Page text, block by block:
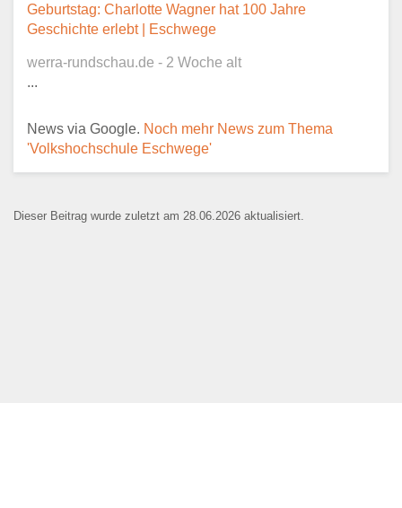
E-Mail*
Geburtstag: Charlotte Wagner hat 100 Jahre
Geschichte erlebt | Eschwege
werra-rundschau.de - 2 Woche alt
...
News via Google. Noch mehr News zum Thema
'Volkshochschule Eschwege'
Dieser Beitrag wurde zuletzt am 28.06.2026 aktualisiert.